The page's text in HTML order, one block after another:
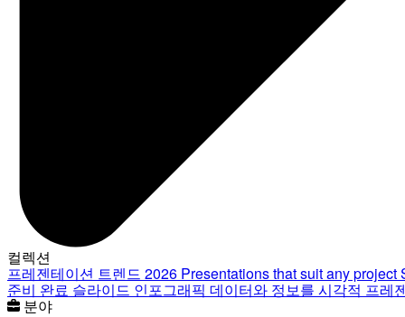
컬렉션
프레젠테이션 트렌드 2026 Presentations that suit any project
준비 완료 슬라이드 인포그래픽 데이터와 정보를 시각적 프레
분야